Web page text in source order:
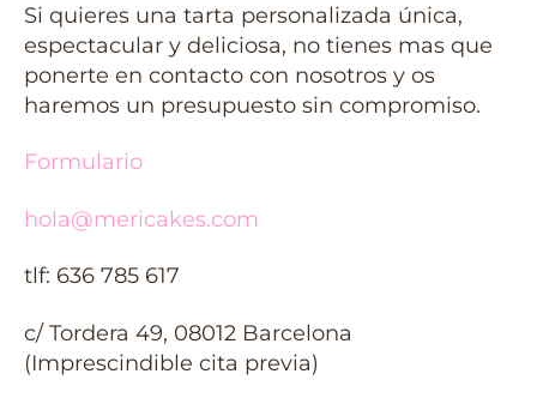
Si quieres una tarta personalizada única,
espectacular y deliciosa, no tienes mas que
ponerte en contacto con nosotros y os
haremos un presupuesto sin compromiso.
Formulario
hola@mericakes.com
tlf: 636 785 617
c/ Tordera 49, 08012 Barcelona
(Imprescindible cita previa)